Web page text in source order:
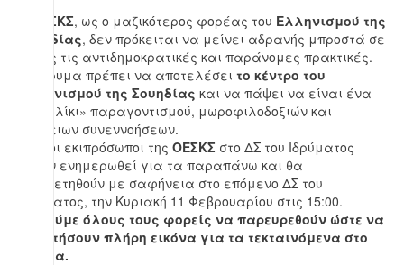
ΟΕΣΚΣ, ως ο μαζικότερος φορέας του Ελληνισμού της
Σουηδίας, δεν πρόκειται να μείνει αδρανής μπροστά σε
αυτές τις αντιδημοκρατικές και παράνομες πρακτικές.
Το Ίδρυμα πρέπει να αποτελέσει το κέντρο του
Ελληνισμού της Σουηδίας και να πάψει να είναι ένα
«τσιφλίκι» παραγοντισμού, μωροφιλοδοξιών και
υπόγειων συνεννοήσεων.
Ήδη, οι εκιπρόσωποι της ΟΕΣΚΣ στο ΔΣ του Ιδρύματος
έχουν ενημερωθεί για τα παραπάνω και θα
τοποθετηθούν με σαφήνεια στο επόμενο ΔΣ του
Ιδρύματος, την Κυριακή 11 Φεβρουαρίου στις 15:00.
Καλούμε όλους τους φορείς να παρευρεθούν ώστε να
αποκτήσουν πλήρη εικόνα για τα τεκταινόμενα στο
Ίδρυμα.